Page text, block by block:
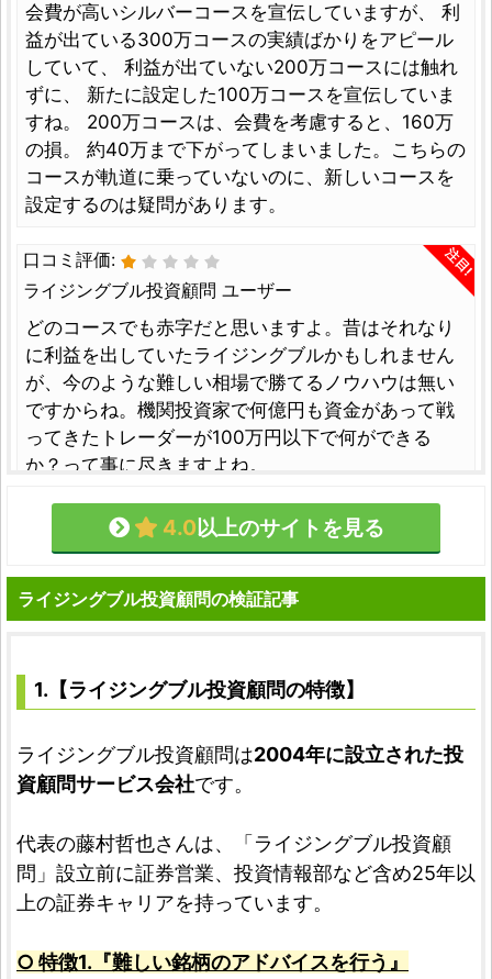
会費が高いシルバーコースを宣伝していますが、 利
益が出ている300万コースの実績ばかりをアピール
していて、 利益が出ていない200万コースには触れ
ずに、 新たに設定した100万コースを宣伝していま
すね。 200万コースは、会費を考慮すると、160万
の損。 約40万まで下がってしまいました。こちらの
コースが軌道に乗っていないのに、新しいコースを
設定するのは疑問があります。
注目!
口コミ評価:
ライジングブル投資顧問 ユーザー
どのコースでも赤字だと思いますよ。昔はそれなり
に利益を出していたライジングブルかもしれません
が、今のような難しい相場で勝てるノウハウは無い
ですからね。機関投資家で何億円も資金があって戦
ってきたトレーダーが100万円以下で何ができる
か？って事に尽きますよね。
最新の口コミを見る
4.0以上のサイトを見る
ライジングブル投資顧問の検証記事
1.【ライジングブル投資顧問の特徴】
ライジングブル投資顧問は2004年に設立された投
資顧問サービス会社です。
代表の藤村哲也さんは、「ライジングブル投資顧
問」設立前に証券営業、投資情報部など含め25年以
上の証券キャリアを持っています。
○ 特徴1.『難しい銘柄のアドバイスを行う』